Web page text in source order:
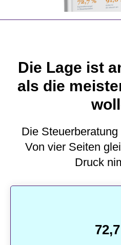
Die Lage ist
als die
Die
Von vier Seiten
Druck